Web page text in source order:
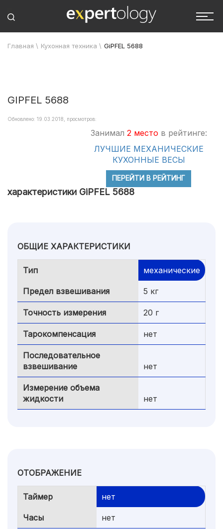
Главная \ Кухонная техника \ GiPFEL 5688
GIPFEL 5688
Обновлено: 19.03.2018, просмотров:
Занимал 2 место в рейтинге:
ЛУЧШИЕ МЕХАНИЧЕСКИЕ
КУХОННЫЕ ВЕСЫ
ПЕРЕЙТИ В РЕЙТИНГ
характеристики GiPFEL 5688
ОБЩИЕ ХАРАКТЕРИСТИКИ
Тип механические
Предел взвешивания 5 кг
Точность измерения 20 г
Тарокомпенсация нет
Последовательное
взвешивание
нет
Измерение объема
жидкости
нет
ОТОБРАЖЕНИЕ
Таймер нет
Часы нет